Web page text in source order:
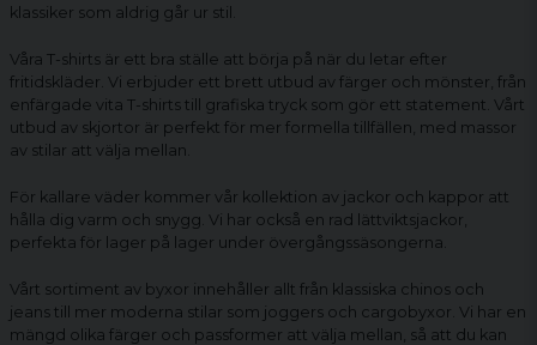
klassiker som aldrig går ur stil.
Våra T-shirts är ett bra ställe att börja på när du letar efter
fritidskläder. Vi erbjuder ett brett utbud av färger och mönster, från
enfärgade vita T-shirts till grafiska tryck som gör ett statement. Vårt
utbud av skjortor är perfekt för mer formella tillfällen, med massor
av stilar att välja mellan.
För kallare väder kommer vår kollektion av jackor och kappor att
hålla dig varm och snygg. Vi har också en rad lättviktsjackor,
perfekta för lager på lager under övergångssäsongerna.
Vårt sortiment av byxor innehåller allt från klassiska chinos och
jeans till mer moderna stilar som joggers och cargobyxor . Vi har en
mängd olika färger och passformer att välja mellan, så att du kan